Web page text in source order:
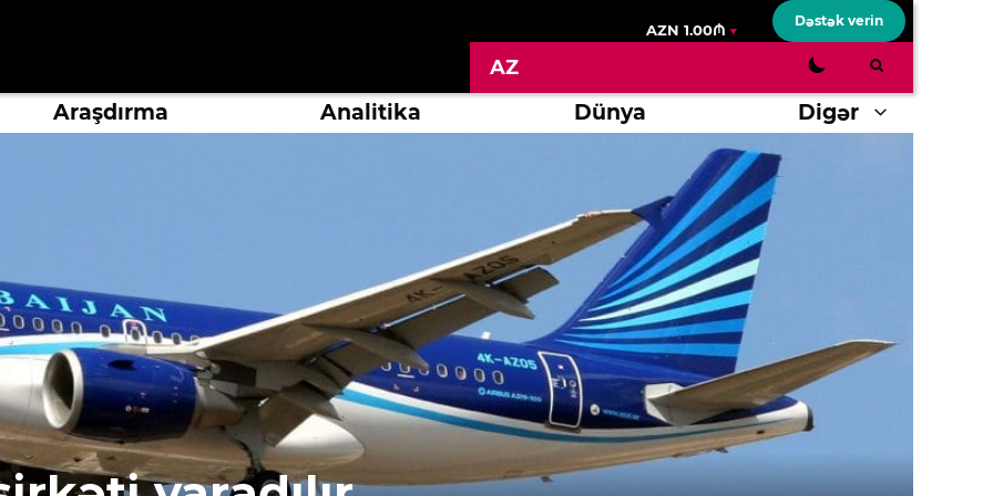
AZN 1.00₼
Dəstək verin
AZ
Araşdırma Analitika Dünya Digər